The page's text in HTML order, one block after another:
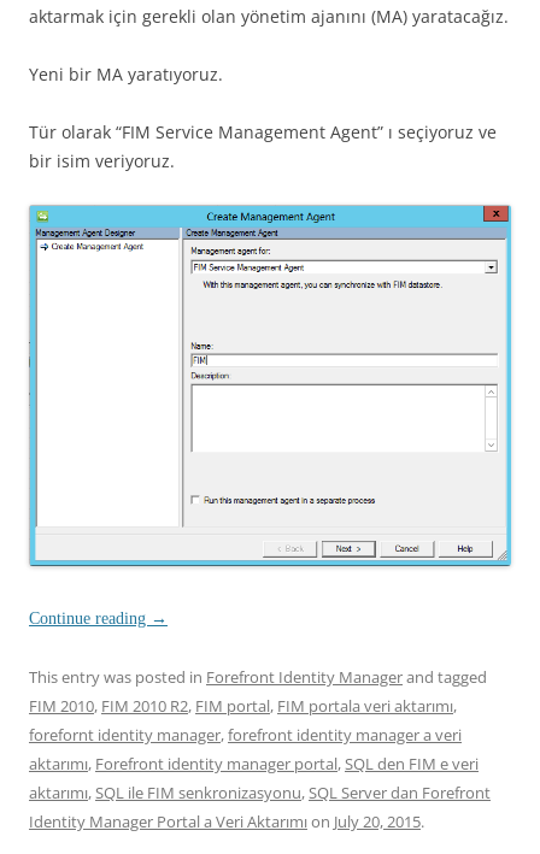
aktarmak için gerekli olan yönetim ajanını (MA) yaratacağız.
Yeni bir MA yaratıyoruz.
Tür olarak “FIM Service Management Agent” ı seçiyoruz ve
bir isim veriyoruz.
Continue reading →
This entry was posted in Forefront Identity Managerand tagged
FIM 2010, FIM 2010 R2, FIM portal, FIM portala veri aktarımı,
forefornt identity manager,forefront identity manager a veri
aktarımı, Forefront identity manager portal,SQL den FIM e veri
aktarımı,SQL ile FIM senkronizasyonu,SQL Server dan Forefront
Identity Manager Portal a Veri Aktarımıon July 20, 2015.